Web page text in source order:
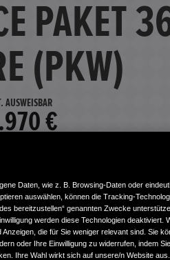
PAKET
(PKW)
AUSWEISBAR
€
Daten, wie z. B. Browsing-Daten oder
auswählen, können die Tracking-
bereitzustellen“ genannten Zwecke
werden diese Technologien deaktiviert.
die für Sie weniger relevant sind. Sie
oder Ihre Einwilligung zu widerrufen, indem
Ihre Wahl wirkt sich auf unsere/n Website